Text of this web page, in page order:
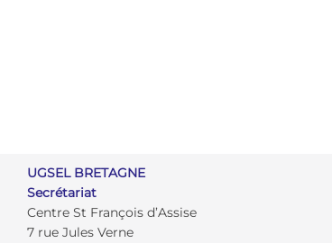
UGSEL BRETAGNE
Secrétariat
Centre St François d’Assise
7 rue Jules Verne